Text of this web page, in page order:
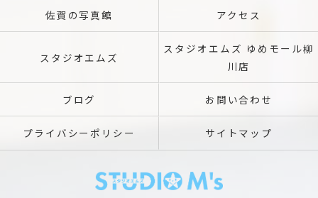
佐賀の写真館 アクセス
スタジオエムズ
スタジオエムズ ゆめモール柳
川店
ブログ お問い合わせ
プライバシーポリシー サイトマップ